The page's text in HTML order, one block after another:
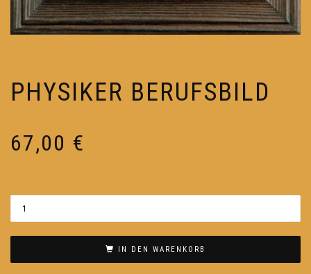
PHYSIKER BERUFSBILD
67,00 €
IN DEN WARENKORB